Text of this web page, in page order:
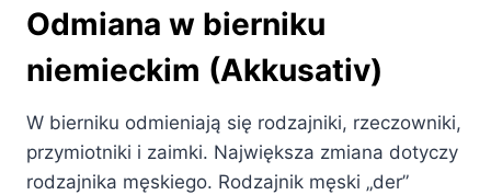
Odmiana w bierniku
niemieckim (Akkusativ)
W bierniku odmieniają się rodzajniki, rzeczowniki,
przymiotniki i zaimki. Największa zmiana dotyczy
rodzajnika męskiego. Rodzajnik męski „der”